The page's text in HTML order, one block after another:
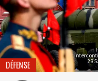
28
DÉFENSE